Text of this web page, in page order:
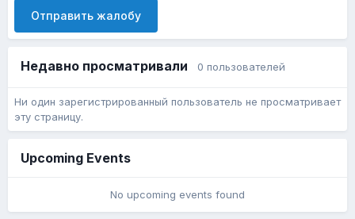
Отправить жалобу
Недавно просматривали 0 пользователей
Ни один зарегистрированный пользователь не просматривает
эту страницу.
Upcoming Events
No upcoming events found